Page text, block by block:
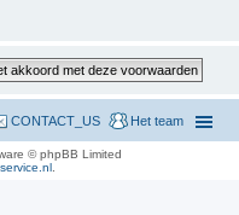
Het team
CONTACT_US
© phpBB Limited
.